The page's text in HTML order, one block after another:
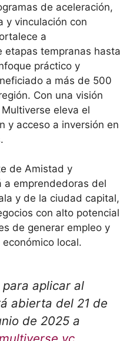
de aceleración,
y vinculación con
a
etapas tempranas hasta
práctico y
a más de 500
Con una visión
eleva el
y acceso a inversión en
de Amistad y
a emprendedoras del
y de la ciudad capital,
con alto potencial
de generar empleo y
local.
aplicar al
abierta del 21 de
de 2025 a